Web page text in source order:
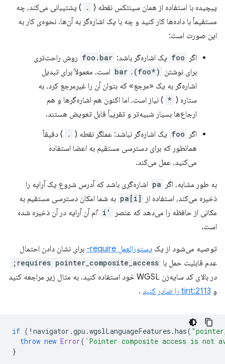
پیچیده با استفاده از همان سینتکس نقطه ( .
) پشتیبانی می‌کند، چه
مستقیماً با داده‌ها کار کنید و چه با یک اشاره‌گر به آن‌ها. نحوه‌ی کار به
این صورت است:
اگر foo یک اشاره‌گر باشد: foo.bar روش راحت‌تری
برای نوشتن (*foo).bar
‎ است. معمولاً برای تبدیل
اشاره‌گر به یک «مرجع» که بتوان آن را غیرمرجع کرد، به
ستاره ( * ) نیاز است، اما اکنون هم اشاره‌گرها و هم
ارجاع‌ها بسیار شبیه‌تر و تقریباً قابل تعویض هستند.
اگر
foo یک اشاره‌گر نباشد: عملگر نقطه ( .
) دقیقاً
همانطور که برای دسترسی مستقیم به اعضا استفاده
می‌کنید، عمل می‌کند.
به طور مشابه، اگر pa اشاره‌گری باشد که آدرس شروع یک آرایه را
ذخیره می‌کند، استفاده از
pa[i] به شما امکان دسترسی مستقیم به
مکانی از حافظه را می‌دهد که عنصر
'i
'ام آن آرایه در آن ذخیره شده
است.
توصیه می‌شود از یک دستورالعمل require-
برای نشان دادن احتمال
عدم قابلیت حمل با requires pointer_composite_access;
در بالای کد سایه‌زن WGSL خود استفاده کنید. به مثال زیر مراجعه کنید
و tint:2113 را صادر کنید .
if ( ! navigator .gpu .wgslLanguageFeatures .has(
throw new Error( `Pointer composite access is not
}